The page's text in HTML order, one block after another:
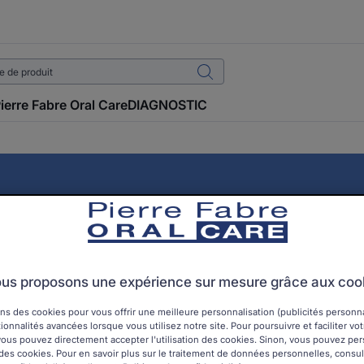
Fabre Oral CareDIAGNOSTIC
La poussée dentaire
trouver un moyen rapide et efficace de soulager les
lorsque ses premières dents apparaissent ! D’autant
sur l’état de forme du nourrisson, au-delà de la
proposons une expérience sur mesure grâce aux
des cookies pour vous offrir une meilleure personnalisation (publicités
avancées lorsque vous utilisez notre site. Pour poursuivre et faciliter
pouvez directement accepter l'utilisation des cookies. Sinon, vous pouvez
cookies. Pour en savoir plus sur le traitement de données personnelles,